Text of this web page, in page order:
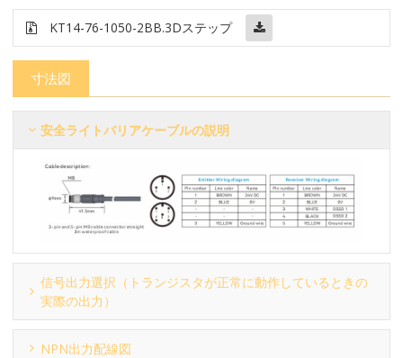
KT14-76-1050-2BB.3Dステップ
寸法図
安全ライトバリアケーブルの説明
信号出力選択（トランジスタが正常に動作しているときの
実際の出力）
NPN出力配線図